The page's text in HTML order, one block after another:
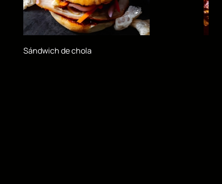
Sándwich de chola